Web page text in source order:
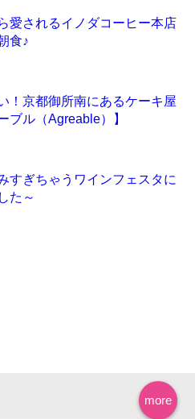
愛されるイノダコーヒー本店
食♪
！京都御所南にあるケーキ屋
ブル（Agreable）】
すぎちゃうワインフェスタに
た～
more